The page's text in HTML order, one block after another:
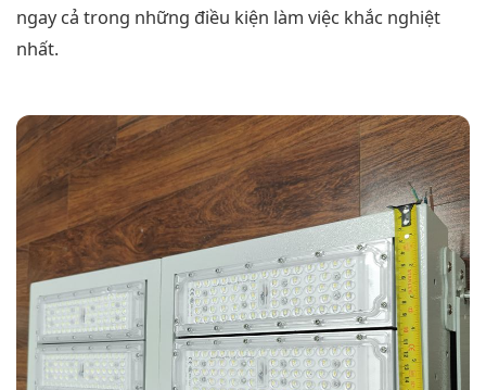
ngay cả trong những điều kiện làm việc khắc nghiệt
nhất.